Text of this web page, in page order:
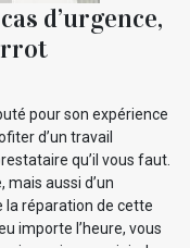
d’urgence,
pour son expérience
d’un travail
qu’il vous faut.
mais aussi d’un
réparation de cette
importe l’heure, vous